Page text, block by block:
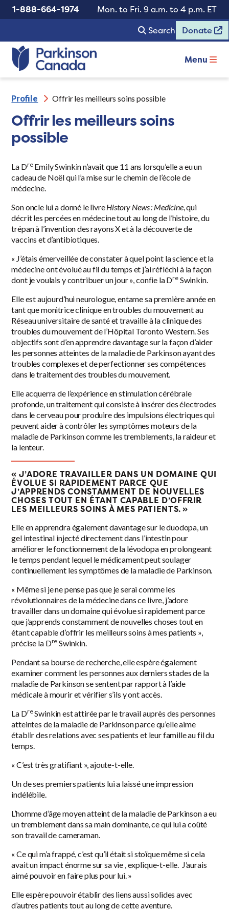
1-888-664-1974
Mon. to Fri. 9 a.m. to 4 p.m. ET
Search
Donate
Menu
Profile Offrir les meilleurs soins possible
Offrir les meilleurs soins
possible
La DreEmily Swinkin n’avait que 11 ans lorsqu’elle a eu un
cadeau de Noël qui l’a mise sur le chemin de l’école de
médecine.
Son oncle lui a donné le livreHistory News : Medicine, qui
décrit les percées en médecine tout au long de l’histoire, du
trépan à l’invention des rayons X et à la découverte de
vaccins et d’antibiotiques.
« J’étais émerveillée de constater à quel point la science et la
médecine ont évolué au fil du temps et j’ai réfléchi à la façon
dont je voulais y contribuer un jour », confie la DreSwinkin.
Elle est aujourd’hui neurologue, entame sa première année en
tant que monitrice clinique en troubles du mouvement au
Réseau universitaire de santé et travaille à la clinique des
troubles du mouvement de l’Hôpital Toronto Western. Ses
objectifs sont d’en apprendre davantage sur la façon d’aider
les personnes atteintes de la maladie de Parkinson ayant des
troubles complexes et de perfectionner ses compétences
dans le traitement des troubles du mouvement.
Elle acquerra de l’expérience en stimulation cérébrale
profonde, un traitement qui consiste à insérer des électrodes
dans le cerveau pour produire des impulsions électriques qui
peuvent aider à contrôler les symptômes moteurs de la
maladie de Parkinson comme les tremblements, la raideur et
la lenteur.
« J’ADORE TRAVAILLER DANS UN DOMAINE QUI
ÉVOLUE SI RAPIDEMENT PARCE QUE
J’APPRENDS CONSTAMMENT DE NOUVELLES
CHOSES TOUT EN ÉTANT CAPABLE D’OFFRIR
LES MEILLEURS SOINS À MES PATIENTS. »
Elle en apprendra également davantage sur le duodopa, un
gel intestinal injecté directement dans l’intestin pour
améliorer le fonctionnement de la lévodopa en prolongeant
le temps pendant lequel le médicament peut soulager
continuellement les symptômes de la maladie de Parkinson.
« Même si je ne pense pas que je serai comme les
révolutionnaires de la médecine dans ce livre, j’adore
travailler dans un domaine qui évolue si rapidement parce
que j’apprends constamment de nouvelles choses tout en
étant capable d’offrir les meilleurs soins à mes patients »,
précise la Dre Swinkin.
Pendant sa bourse de recherche, elle espère également
examiner comment les personnes aux derniers stades de la
maladie de Parkinson se sentent par rapport à l’aide
médicale à mourir et vérifier s’ils y ont accès.
La DreSwinkin est attirée par le travail auprès des personnes
atteintes de la maladie de Parkinson parce qu’elle aime
établir des relations avec ses patients et leur famille au fil du
temps.
« C’est très gratifiant », ajoute-t-elle.
Un de ses premiers patients lui a laissé une impression
indélébile.
L’homme d’âge moyen atteint de la maladie de Parkinson a eu
un tremblement dans sa main dominante, ce qui lui a coûté
son travail de cameraman.
« Ce qui m’a frappé, c’est qu’il était si stoïque même si cela
avait un impact énorme sur sa vie , explique-t-elle. J’aurais
aimé pouvoir en faire plus pour lui. »
Elle espère pouvoir établir des liens aussi solides avec
d’autres patients tout au long de cette aventure.